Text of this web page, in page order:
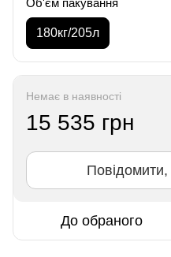
180кг/205л
Немає в наявності
15 535 грн
Повідомити,
До обраного